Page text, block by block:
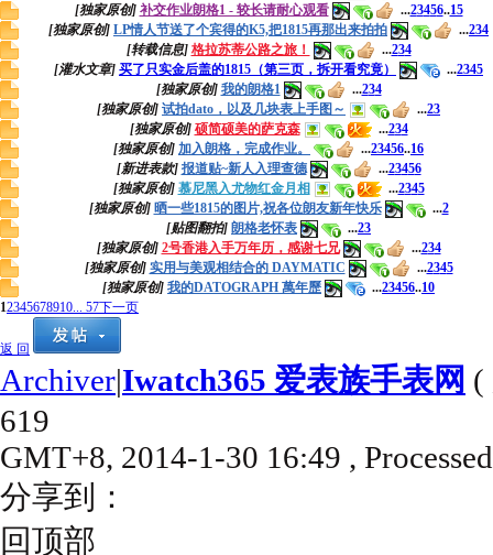
[独家原创] 补交作业朗格1 - 较长请耐心观看 ...23456..15
[独家原创] LP情人节送了个宾得的K5,把1815再那出来拍拍 ...234
[转载信息] 格拉苏蒂公路之旅！ ...234
[灌水文章] 买了只实金后盖的1815（第三页，拆开看究竟） ...2345
[独家原创] 我的朗格1 ...234
[独家原创] 试拍dato，以及几块表上手图～ ...23
[独家原创] 硕简硕美的萨克森 ...234
[独家原创] 加入朗格，完成作业。 ...23456..16
[新进表款] 报道贴~新人入理查德 ...23456
[独家原创] 慕尼黑入尤物红金月相 ...2345
[独家原创] 晒一些1815的图片,祝各位朗友新年快乐 ...2
[贴图翻拍] 朗格老怀表 ...23
[独家原创] 2号香港入手万年历，感谢七兄 ...234
[独家原创] 实用与美观相结合的 DAYMATIC ...2345
[独家原创] 我的DATOGRAPH 萬年歷 ...23456..10
12345678910... 57下一页
返 回
Archiver|Iwatch365 爱表族手表网 (
619
GMT+8, 2014-1-30 16:49 ,
分享到：
回顶部